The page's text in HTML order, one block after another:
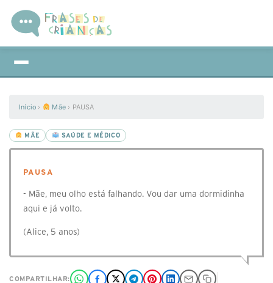
Início › Mãe › PAUSA
MÃE SAÚDE E MÉDICO
PAUSA
- Mãe, meu olho está falhando. Vou dar uma dormidinha
aqui e já volto.
(Alice, 5 anos)
COMPARTILHAR: